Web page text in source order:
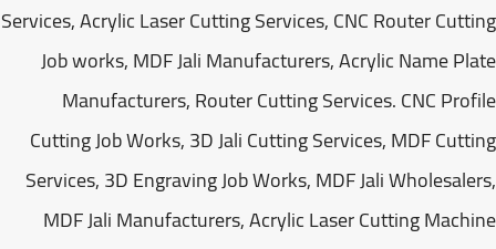
Services, Acrylic Laser Cutting Services, CNC Router
Job works, MDF Jali Manufacturers, Acrylic Name
Manufacturers, Router Cutting Services. CNC
Cutting Job Works, 3D Jali Cutting Services, MDF
Services, 3D Engraving Job Works, MDF Jali
MDF Jali Manufacturers, Acrylic Laser Cutting